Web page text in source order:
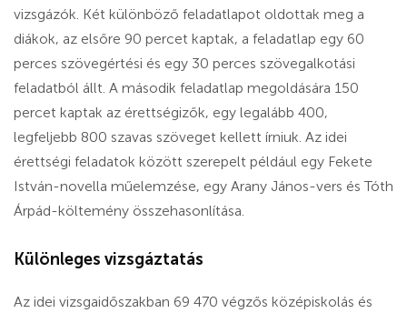
vizsgázók. Két különböző feladatlapot oldottak meg a
diákok, az elsőre 90 percet kaptak, a feladatlap egy 60
perces szövegértési és egy 30 perces szövegalkotási
feladatból állt. A második feladatlap megoldására 150
percet kaptak az érettségizők, egy legalább 400,
legfeljebb 800 szavas szöveget kellett írniuk. Az idei
érettségi feladatok között szerepelt például egy Fekete
István-novella műelemzése, egy Arany János-vers és Tóth
Árpád-költemény összehasonlítása.
Különleges vizsgáztatás
Az idei vizsgaidőszakban 69 470 végzős középiskolás és